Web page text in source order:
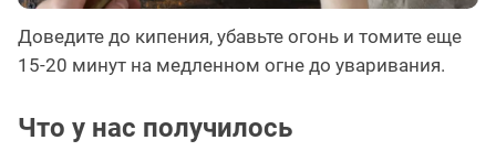
Доведите до кипения, убавьте огонь и томите еще
15-20 минут на медленном огне до уваривания.
Что у нас получилось